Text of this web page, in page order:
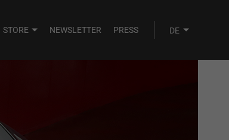
STORE NEWSLETTER PRESS